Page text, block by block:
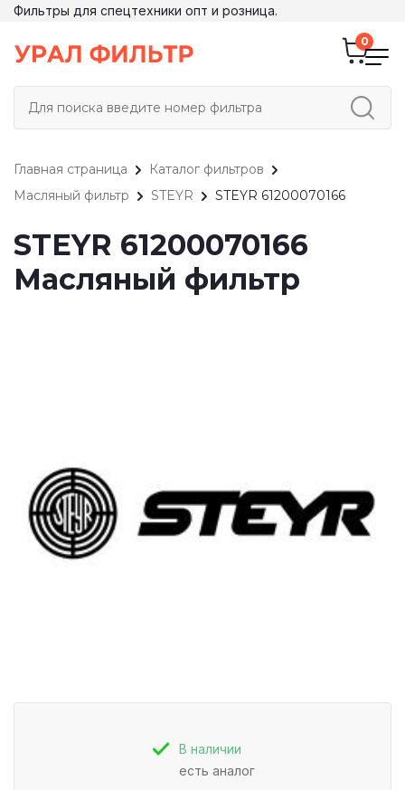
Фильтры для спецтехники опт и розница.
Главная страница
Каталог фильтров
Масляный фильтр
STEYR STEYR 61200070166
STEYR 61200070166
Масляный фильтр
В наличии
есть аналог